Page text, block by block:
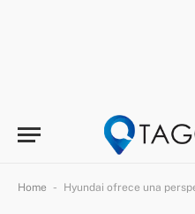
Home - Hyundai ofrece una